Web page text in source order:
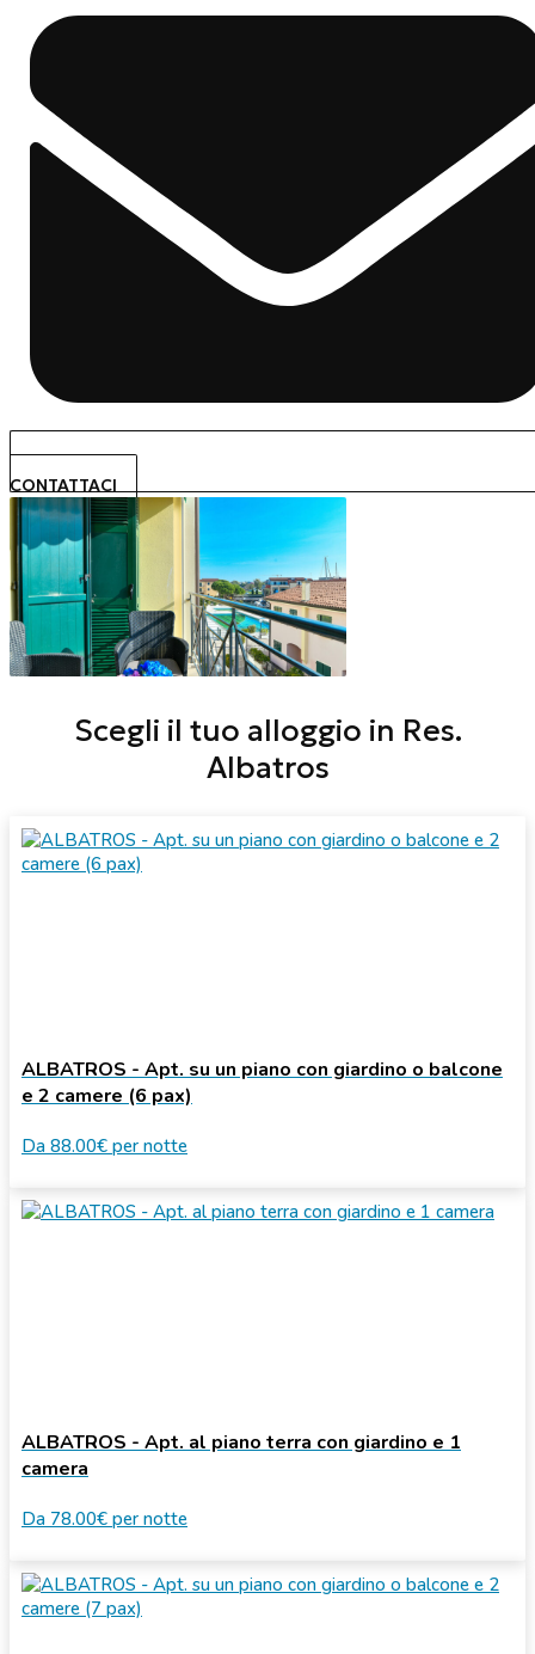
CONTATTACI
Scegli il tuo alloggio in Res.
Albatros
ALBATROS - Apt. su un piano con giardino o balcone
e 2 camere (6 pax)
Da 88.00€ per notte
ALBATROS - Apt. al piano terra con giardino e 1
camera
Da 78.00€ per notte